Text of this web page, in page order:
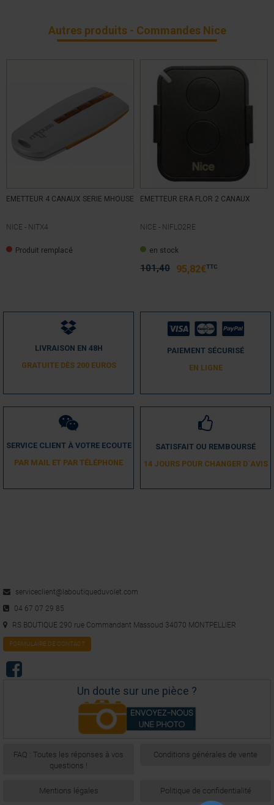
Type de codage Rolling code
Autres produits - Commandes Nice
EMETTEUR 4 CANAUX SERIE MHOUSE
NICE - NITX4
Produit remplacé
EMETTEUR ERA FLOR 2 CANAUX
NICE - NIFLO2RE
en stock
101,40 95,82€TTC
LIVRAISON EN 48H
GRATUITE DÈS 200 EUROS
PAIEMENT SÉCURISÉ
EN LIGNE
SERVICE CLIENT À VOTRE ECOUTE
PAR MAIL ET PAR TÉLÉPHONE
SATISFAIT OU REMBOURSÉ
14 JOURS POUR CHANGER D´AVIS
serviceclient@laboutiqueduvolet.com
04 67 07 29 85
RS BOUTIQUE 290 rue Commandant Massoud 34070 MONTPELLIER
FORMULAIRE DE CONTACT
Un doute sur une pièce ?
FAQ : Toutes les réponses à vos
questions !
Conditions générales de vente
Mentions légales Politique de confidentialité